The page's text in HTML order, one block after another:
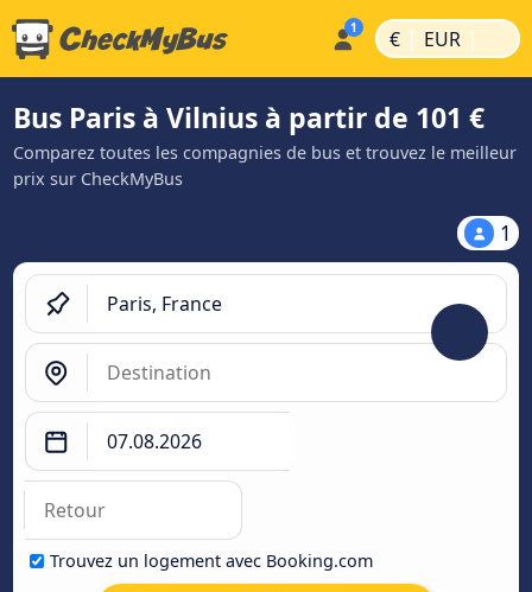
€ | EUR |
Bus Paris à Vilnius à partir de 101 €
Comparez toutes les compagnies de bus et trouvez le meilleur
prix sur CheckMyBus
1
Trouvez un logement avec Booking.com